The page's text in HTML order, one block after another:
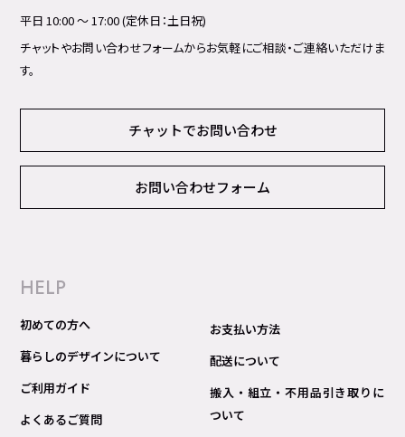
平日 10:00 ～ 17:00 (定休日：土日祝)
チャットやお問い合わせフォームからお気軽にご相談・ご連絡いただけま
す。
チャットでお問い合わせ
お問い合わせフォーム
HELP
初めての方へ
暮らしのデザインについて
ご利用ガイド
よくあるご質問
お支払い方法
配送について
搬入・組立・不用品引き取りに
ついて